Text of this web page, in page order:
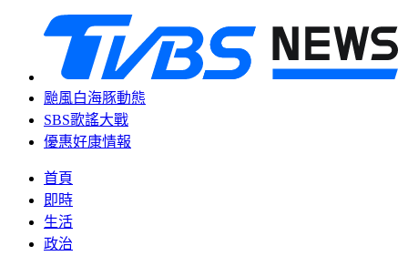
颱風白海豚動態
SBS歌謠大戰
優惠好康情報
首頁
即時
生活
政治